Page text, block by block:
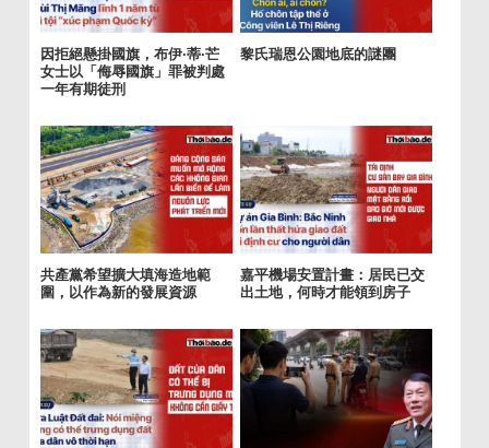
因拒絕懸掛國旗，布伊·蒂·芒
女士以「侮辱國旗」罪被判處
一年有期徒刑
黎氏瑞恩公園地底的謎團
共產黨希望擴大填海造地範
圍，以作為新的發展資源
嘉平機場安置計畫：居民已交
出土地，何時才能領到房子